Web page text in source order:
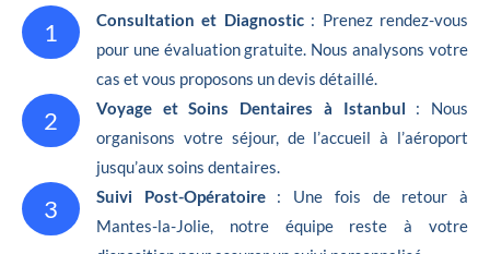
1 Consultation et Diagnostic: Prenez rendez-vous
pour une évaluation gratuite. Nous analysons votre
cas et vous proposons un devis détaillé.
2 Voyage et Soins Dentaires à Istanbul : Nous
organisons votre séjour, de l’accueil à l’aéroport
jusqu’aux soins dentaires.
3 Suivi Post-Opératoire : Une fois de retour à
Mantes-la-Jolie, notre équipe reste à votre